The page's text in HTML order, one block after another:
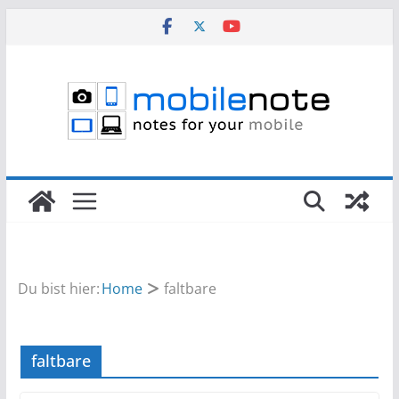
Du bist hier:Home faltbare
faltbare